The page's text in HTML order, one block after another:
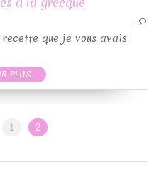
…
recette que je vous avais
PLUS
1 2